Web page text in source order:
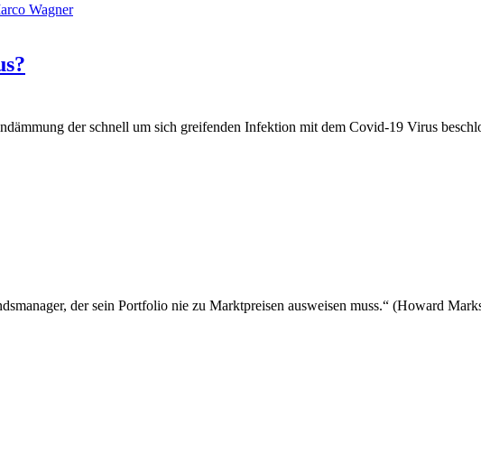
Wagner
der schnell um sich greifenden Infektion mit dem Covid-19 Virus
der sein Portfolio nie zu Marktpreisen ausweisen muss.“ (Howard